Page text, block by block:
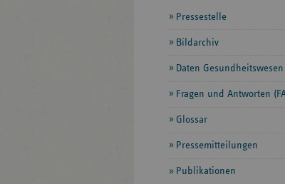
Seitennavigation
Pressestelle
Bildarchiv
Daten Gesundheitswesen
Fragen und Antworten
Glossar
Pressemitteilungen
Publikationen